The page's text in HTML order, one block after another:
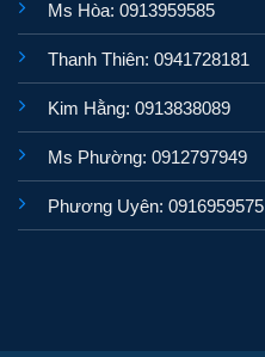
Ms Hòa: 0913959585
Thanh Thiên: 0941728181
Kim Hằng: 0913838089
Ms Phường: 0912797949
Phương Uyên: 0916959575